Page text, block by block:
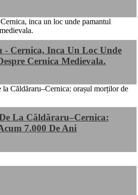
- Cernica, Inca Un Loc Unde
Cernica Medievala.
La Căldăraru–Cernica:
7.000 De Ani